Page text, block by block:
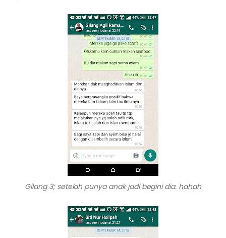
Gilang 3; setelah punya anak jadi begini dia. hahah